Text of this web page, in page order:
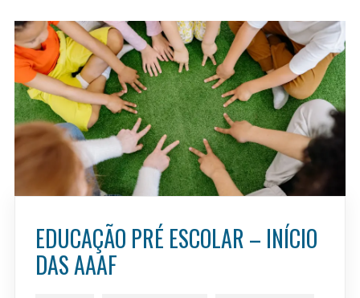
EDUCAÇÃO PRÉ ESCOLAR – INÍCIO
DAS AAAF